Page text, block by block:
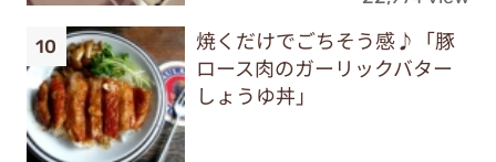
焼くだけでごちそう感♪「豚
ロース肉のガーリックバター
しょうゆ丼」